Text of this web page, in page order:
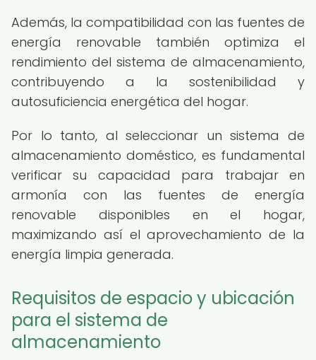
Además, la compatibilidad con las fuentes de
energía renovable también optimiza el
rendimiento del sistema de almacenamiento,
contribuyendo a la sostenibilidad y
autosuficiencia energética del hogar.
Por lo tanto, al seleccionar un sistema de
almacenamiento doméstico, es fundamental
verificar su capacidad para trabajar en
armonía con las fuentes de energía
renovable disponibles en el hogar,
maximizando así el aprovechamiento de la
energía limpia generada.
Requisitos de espacio y ubicación
para el sistema de
almacenamiento